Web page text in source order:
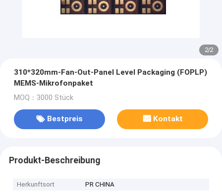
2/2
310*320mm-Fan-Out-Panel Level Packaging (FOPLP)
MEMS-Mikrofonpaket
MOQ：3000 Stück
Bestpreis Kontakt
Produkt-Beschreibung
Herkunftsort
PR CHINA